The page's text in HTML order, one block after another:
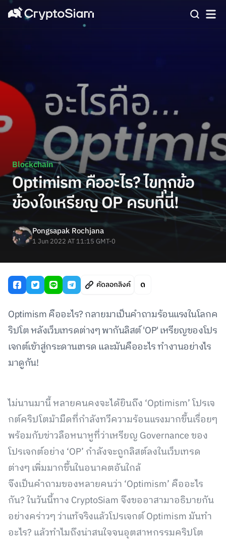
Blockchain
Optimism คืออะไร? ไขทุกข้อ
ข้องใจเหรียญ OP ครบที่นี่!
Pongsapak Rochjana
1 Jun 2022 AT 11:15 GMT-0
คัดลอกลิงค์
Optimism คืออะไร? กลายมาเป็นคำถามร้อนแรงในโลกค
ริปโต หลังเว็บเทรดต่างๆ พากันลิสต์ 'OP' เหรียญของโปร
เจกต์เข้าสู่กระดานเทรด และมันคืออะไร ทำงานอย่างไร
มาดูกัน!
ไม่นานมานี้ หลายคนคงจะได้ยินถึง ‘Optimism’ โปรเจ
กต์คริปโตม้ามืดที่กำลังทวีความร้อนแรงมากขึ้นเรื่อยๆ
พร้อมกับข่าวลือหนาหูที่ว่าเหรียญ Governance ของ
โปรเจกต์อย่าง ‘OP’ กำลังจะถูกลิสต์ลงในเว็บเทรด
ต่างๆ เพิ่มมากขึ้นในอนาคตอันใกล้
จึงเป็นคำถามของหลายคนว่า ‘Optimism’ คืออะไร
กัน? ในวันนี้ทาง CryptoSiam จึงขออาสามาอธิบายกัน
อย่างคร่าวๆ ว่าแท้จริงแล้วโปรเจกต์ Optimism มันทำ
อะไร? แล้วทำไมถึงน่าสนใจจนอุตสาหกรรมคริปโต